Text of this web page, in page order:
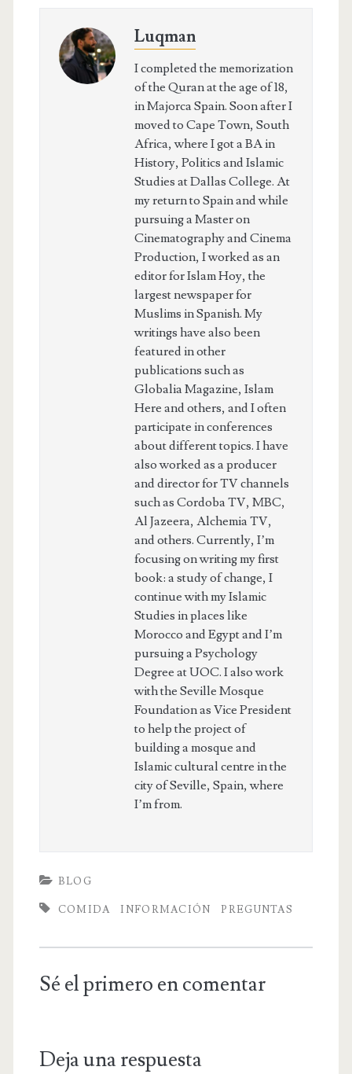
Luqman
I completed the memorization
of the Quran at the age of 18,
in Majorca Spain. Soon after I
moved to Cape Town, South
Africa, where I got a BA in
History, Politics and Islamic
Studies at Dallas College. At
my return to Spain and while
pursuing a Master on
Cinematography and Cinema
Production, I worked as an
editor for Islam Hoy, the
largest newspaper for
Muslims in Spanish. My
writings have also been
featured in other
publications such as
Globalia Magazine, Islam
Here and others, and I often
participate in conferences
about different topics. I have
also worked as a producer
and director for TV channels
such as Cordoba TV, MBC,
Al Jazeera, Alchemia TV,
and others. Currently, I’m
focusing on writing my first
book: a study of change, I
continue with my Islamic
Studies in places like
Morocco and Egypt and I’m
pursuing a Psychology
Degree at UOC. I also work
with the Seville Mosque
Foundation as Vice President
to help the project of
building a mosque and
Islamic cultural centre in the
city of Seville, Spain, where
I’m from.
BLOG
COMIDA INFORMACIÓN PREGUNTAS
Sé el primero en comentar
Deja una respuesta